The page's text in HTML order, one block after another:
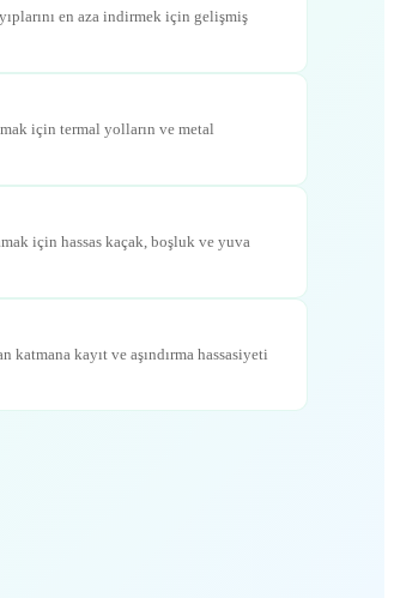
en aza indirmek için gelişmiş
için termal yolların ve metal
için hassas kaçak, boşluk ve yuva
katmana kayıt ve aşındırma hassasiyeti